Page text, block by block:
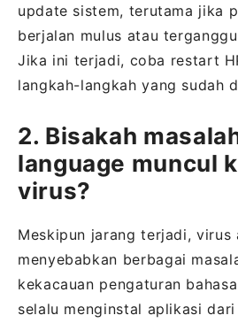
update sistem, terutama jika
berjalan mulus atau
Jika ini terjadi, coba restart
langkah-langkah yang sudah
2. Bisakah
language muncul
virus?
Meskipun jarang terjadi, virus
menyebabkan berbagai
kekacauan pengaturan
selalu menginstal aplikasi